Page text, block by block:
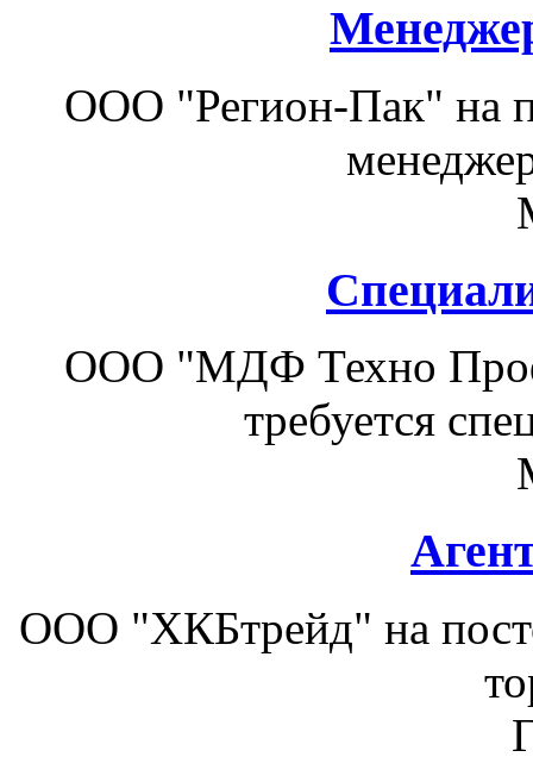
ООО "Регион-Пак" на
ООО "МДФ Техно
требуется
ООО "ХКБтрейд" на